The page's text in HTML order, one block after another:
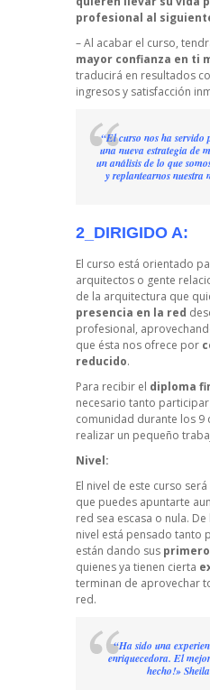
profesional al
– Al acabar el curso,
mayor confianza en ti
traducirá en resultados
ingresos y satisfacción
“El curso nos ha servido
una nueva estrategia de
un análisis de lo que
y replantearnos nuestra
2_DIRIGIDO A:
El curso está orientado
arquitectos o gente
de la arquitectura que
presencia en la red
profesional,
que ésta nos ofrece por
reducido.
Para recibir el diploma
necesario tanto
comunidad durante los 9
realizar un pequeño
Nivel:
El nivel de este curso
que puedes apuntarte
red sea escasa o nula.
nivel está pensado tanto
están dando sus
quienes ya tienen cierta
terminan de aprovechar
red.
“Ha sido una
enriquecedora. El
hecho!»